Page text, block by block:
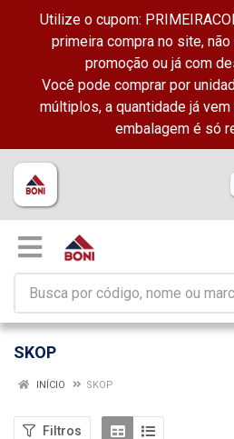
Utilize o cupom:
primeira compra no site,
promoção ou já com
Você pode comprar por
múltiplos, a quantidade já
embalagem é só
SKOP
INÍCIO SKOP
Filtros